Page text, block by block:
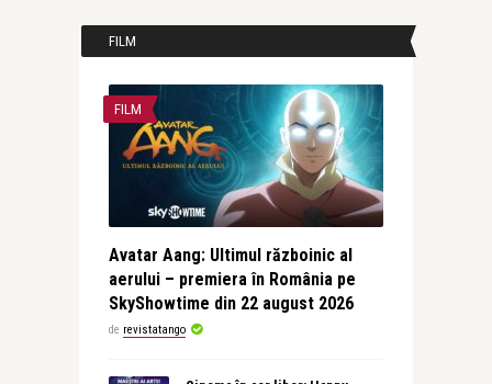
FILM
FILM
Avatar Aang: Ultimul războinic al
aerului – premiera în România pe
SkyShowtime din 22 august 2026
de revistatango